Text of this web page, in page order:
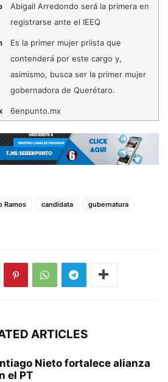
Abigail Arredondo será la primera en
registrarse ante el IEEQ
Es la primer mujer priista que
contenderá por este cargo y,
asimismo, busca ser la primer mujer
gobernadora de Querétaro.
6enpunto.mx
Ramos candidata
gubernatura
ARTICLES
Nieto fortalece alianza
el PT